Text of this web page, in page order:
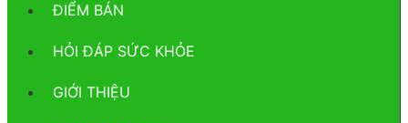
ĐIỂM BÁN
HỎI ĐÁP SỨC KHỎE
GIỚI THIỆU